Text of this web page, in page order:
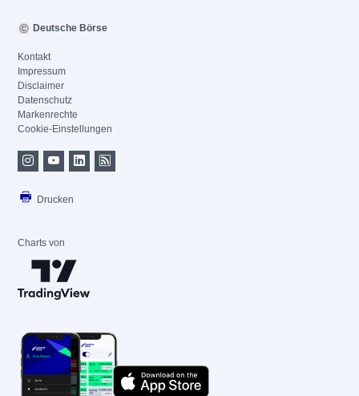
Deutsche Börse
Kontakt
Impressum
Disclaimer
Datenschutz
Markenrechte
Cookie-Einstellungen
Drucken
Charts von